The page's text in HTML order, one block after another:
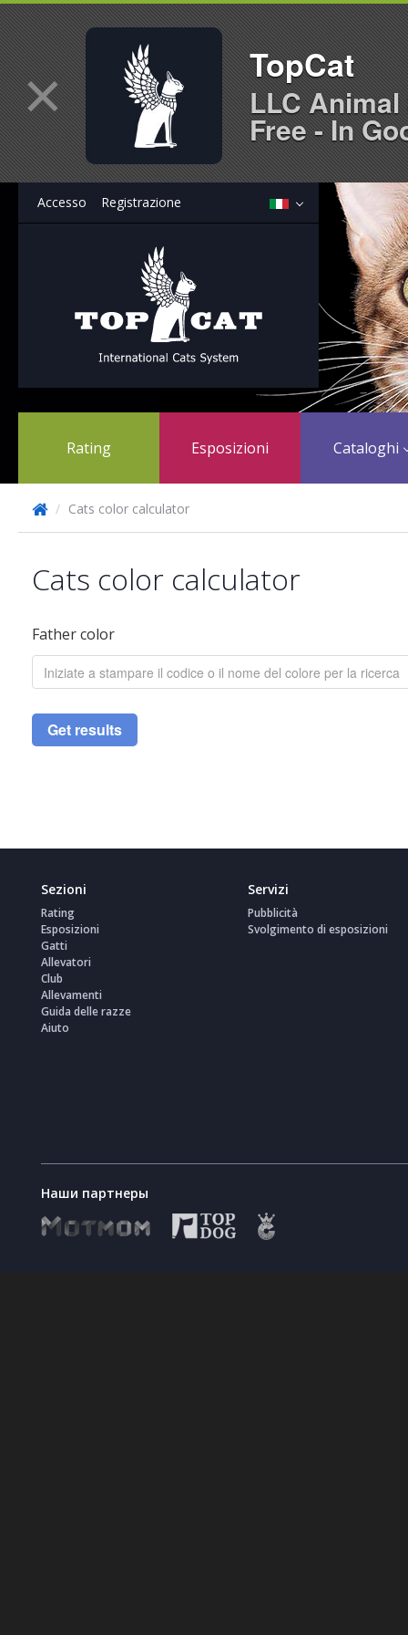
Accesso Registrazione
Rating Esposizioni Cataloghi
/ Cats color calculator
Cats color calculator
Father color
Get results
Sezioni
Rating
Esposizioni
Gatti
Allevatori
Club
Allevamenti
Guida delle razze
Aiuto
Servizi
Pubblicità
Svolgimento di esposizioni
Наши партнеры
× TopCat
LLC
Free - In